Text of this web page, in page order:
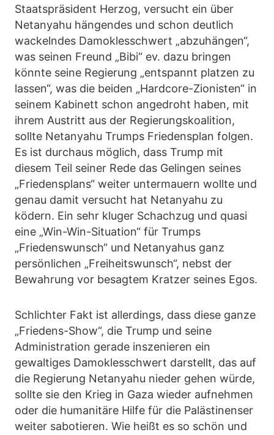
Staatspräsident Herzog, versucht ein über
Netanyahu hängendes und schon deutlich
wackelndes Damoklesschwert „abzuhängen“,
was seinen Freund „Bibi“ ev. dazu bringen
könnte seine Regierung „entspannt platzen zu
lassen“, was die beiden „Hardcore-Zionisten“ in
seinem Kabinett schon angedroht haben, mit
ihrem Austritt aus der Regierungskoalition,
sollte Netanyahu Trumps Friedensplan folgen.
Es ist durchaus möglich, dass Trump mit
diesem Teil seiner Rede das Gelingen seines
„Friedensplans“ weiter untermauern wollte und
genau damit versucht hat Netanyahu zu
ködern. Ein sehr kluger Schachzug und quasi
eine „Win-Win-Situation“ für Trumps
„Friedenswunsch“ und Netanyahus ganz
persönlichen „Freiheitswunsch“, nebst der
Bewahrung vor besagtem Kratzer seines Egos.
Schlichter Fakt ist allerdings, dass diese ganze
„Friedens-Show“, die Trump und seine
Administration gerade inszenieren ein
gewaltiges Damoklesschwert darstellt, das auf
die Regierung Netanyahu nieder gehen würde,
sollte sie den Krieg in Gaza wieder aufnehmen
oder die humanitäre Hilfe für die Palästinenser
weiter sabotieren. Wie heißt es so schön und